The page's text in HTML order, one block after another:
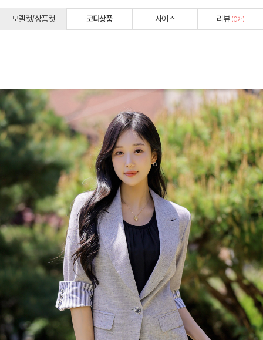
모델컷/상품컷 코디상품 사이즈 리뷰 (0개)